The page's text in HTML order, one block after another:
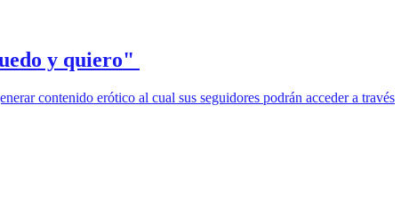
y quiero"
contenido erótico al cual sus seguidores podrán acceder a través